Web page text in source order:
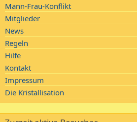
Mann-Frau-Konflikt
Mitglieder
News
Regeln
Hilfe
Kontakt
Impressum
Die Kristallisation